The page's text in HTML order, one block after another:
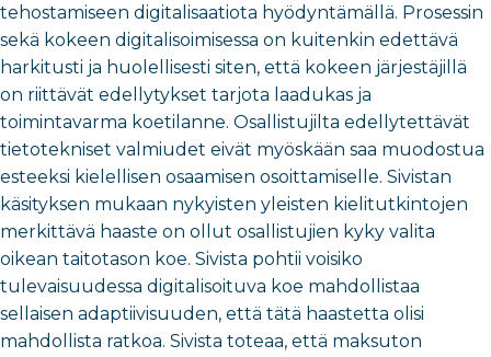
tehostamiseen digitalisaatiota hyödyntämällä. Prosessin
sekä kokeen digitalisoimisessa on kuitenkin edettävä
harkitusti ja huolellisesti siten, että kokeen järjestäjillä
on riittävät edellytykset tarjota laadukas ja
toimintavarma koetilanne. Osallistujilta edellytettävät
tietotekniset valmiudet eivät myöskään saa muodostua
esteeksi kielellisen osaamisen osoittamiselle. Sivistan
käsityksen mukaan nykyisten yleisten kielitutkintojen
merkittävä haaste on ollut osallistujien kyky valita
oikean taitotason koe. Sivista pohtii voisiko
tulevaisuudessa digitalisoituva koe mahdollistaa
sellaisen adaptiivisuuden, että tätä haastetta olisi
mahdollista ratkoa. Sivista toteaa, että maksuton